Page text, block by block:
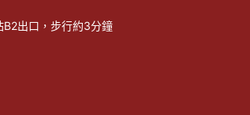
B2出口，步行約3分鐘